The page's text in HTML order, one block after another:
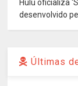
Hulu oficializa
desenvolvido
Últimas